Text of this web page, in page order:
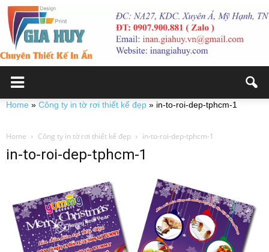
Home » Công ty in tờ rơi thiết kế đẹp » in-to-roi-dep-tphcm-1
Home Công ty in tờ rơi thiết kế đẹp in-to-roi-dep-tphcm-1
in-to-roi-dep-tphcm-1